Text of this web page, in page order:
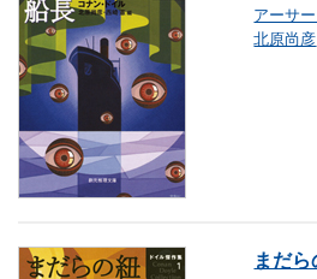
アーサー
北原尚彦
まだ